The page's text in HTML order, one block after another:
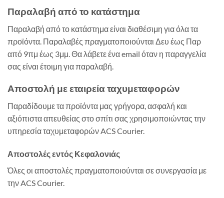
Παραλαβή από το κατάστημα
Παραλαβή από το κατάστημα είναι διαθέσιμη για όλα τα
προϊόντα. Παραλαβές πραγματοποιούνται Δευ έως Παρ
από 9πμ έως 3μμ. Θα λάβετε ένα email όταν η παραγγελία
σας είναι έτοιμη για παραλαβή.
Αποστολή με εταιρεία ταχυμεταφορών
Παραδίδουμε τα προϊόντα μας γρήγορα, ασφαλή και
αξιόπιστα απευθείας στο σπίτι σας χρησιμοποιώντας την
υπηρεσία ταχυμεταφορών ACS Courier.
Αποστολές εντός Κεφαλονιάς
Όλες οι αποστολές πραγματοποιούνται σε συνεργασία με
την ACS Courier.